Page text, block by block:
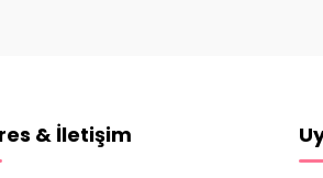
& İletişim